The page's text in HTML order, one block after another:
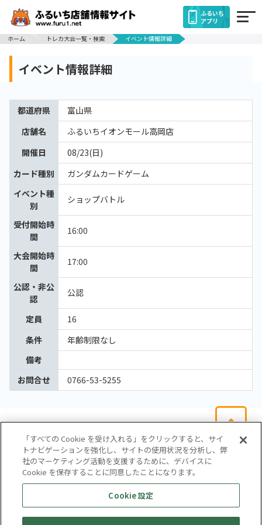
ふるいち
アプリ
ホーム
トレカ大会一覧・検索 イベント情報詳細
イベント情報詳細
都道府県
富山県
店舗名
ふるいちイオンモール高岡店
開催日
08/23(日)
カード種別
ガンダムカードゲーム
イベント種
別
ショップバトル
受付開始時
間
16:00
大会開始時
間
17:00
公認・非公
認
公認
定員
16
条件
年齢制限なし
備考
お問合せ
0766-53-5255
会社概要
サイトマップ
お問い合わせ
個人情報保護方針
株式会社テイツー
「すべての Cookie を受け入れる」をクリックすると、サイ
トナビゲーションを強化し、サイトの使用状況を分析し、弊
社のマーケティング活動を支援するために、デバイスに
Cookie を保存することに同意したことになります。
Cookie 設定